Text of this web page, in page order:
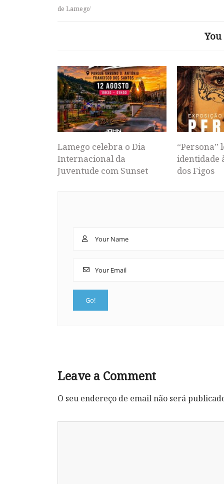
de Lamego’
Lamego celebra o Dia
Internacional da
Juventude com Sunset
“Persona”
identidade
dos Figos
Leave a Comment
O seu endereço de email não será